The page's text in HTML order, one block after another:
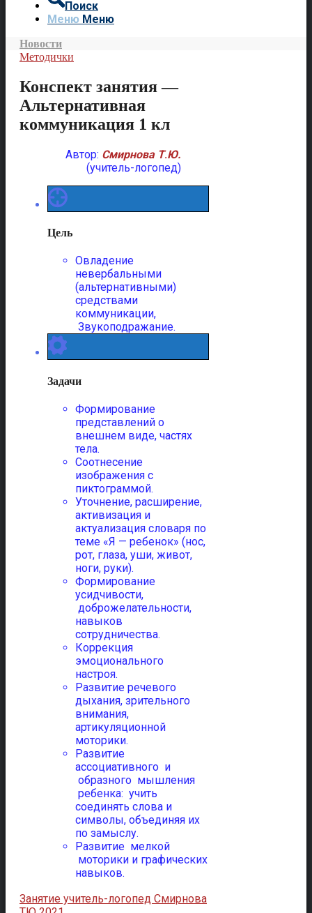
Поиск
Меню Меню
Новости
Методички
Конспект занятия —
Альтернативная
коммуникация 1 кл
Автор: Смирнова Т.Ю.
(учитель-логопед)
Цель
Овладение
невербальными
(альтернативными)
средствами
коммуникации,
Звукоподражание.
Задачи
Формирование
представлений о
внешнем виде, частях
тела.
Соотнесение
изображения с
пиктограммой.
Уточнение, расширение,
активизация и
актуализация словаря по
теме «Я — ребенок» (нос,
рот, глаза, уши, живот,
ноги, руки).
Формирование
усидчивости,
доброжелательности,
навыков
сотрудничества.
Коррекция
эмоционального
настроя.
Развитие речевого
дыхания, зрительного
внимания,
артикуляционной
моторики.
Развитие
ассоциативного и
образного мышления
ребенка: учить
соединять слова и
символы, объединяя их
по замыслу.
Развитие мелкой
моторики и графических
навыков.
Занятие учитель-логопед Смирнова